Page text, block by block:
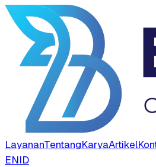
LayananTentangKaryaArtikel
ENID